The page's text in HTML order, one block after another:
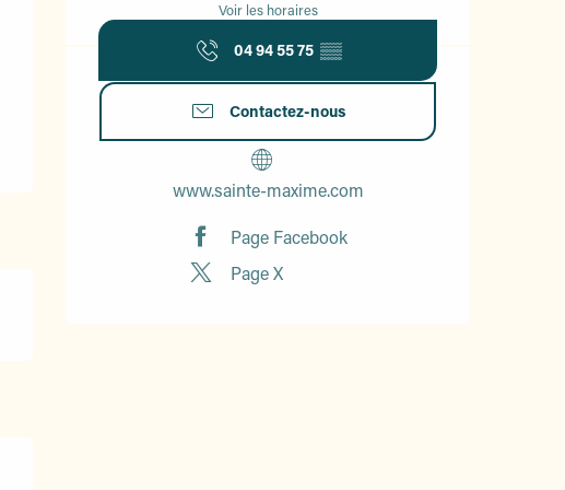
Voir les horaires
04 94 55 75 ▒▒
Contactez-nous
www.sainte-maxime.com
Page Facebook
Page X